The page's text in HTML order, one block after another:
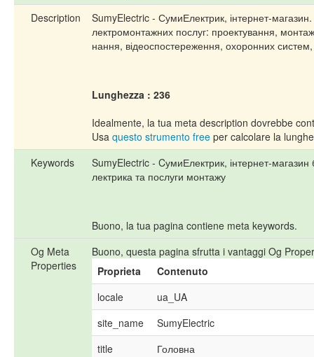
Description
SumyElectric - СумиЕлектрик, інтернет-
лектромонтажних послуг: проектування,
нання, відеоспостереження, охоронних
Lunghezza : 236
Idealmente, la tua meta description dovrebbe
Usa questo strumento free per calcolare la
Keywords
SumyElectric - CумиЕлектрик, інтернет-
лектрика та послуги монтажу
Buono, la tua pagina contiene meta keywords.
Og Meta
Properties
Buono, questa pagina sfrutta i vantaggi Og
Proprieta
Contenuto
locale
ua_UA
site_name
SumyElectric
title
Головна